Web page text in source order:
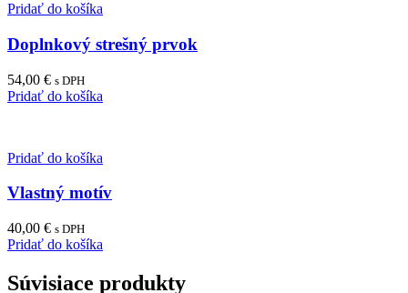
Pridať do košíka
Doplnkový strešný prvok
54,00 € s DPH
Pridať do košíka
Pridať do košíka
Vlastný motív
40,00 € s DPH
Pridať do košíka
Súvisiace produkty